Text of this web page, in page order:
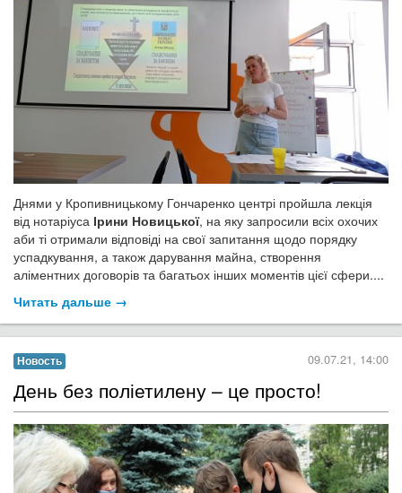
Днями у Кропивницькому Гончаренко центрі пройшла лекція
від нотаріуса Ірини Новицької, на яку запросили всіх охочих
аби ті отримали відповіді на свої запитання щодо порядку
успадкування, а також дарування майна, створення
аліментних договорів та багатьох інших моментів цієї сфери....
Читать дальше →
Новость 09.07.21, 14:00
День без поліетилену – це просто!